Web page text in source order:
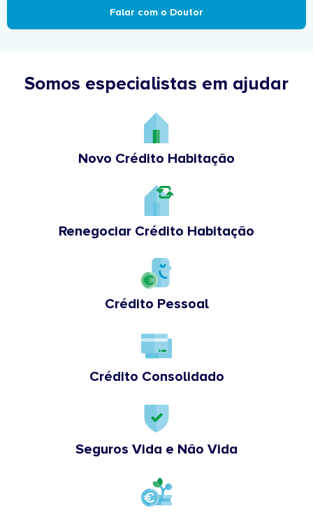
Falar com o Doutor
Somos especialistas em ajudar
Novo Crédito Habitação
Renegociar Crédito Habitação
Crédito Pessoal
Crédito Consolidado
Seguros Vida e Não Vida